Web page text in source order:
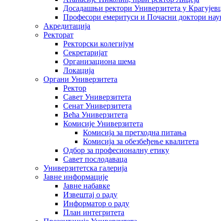
Досадашњи ректори Универзитета у
Професори емеритуси и Почасни доктори
Акредитација
Ректорат
Ректорски колегијум
Секретаријат
Организациона шема
Локација
Органи Универзитета
Ректор
Савет Универзитета
Сенат Универзитета
Већа Универзитета
Комисије Универзитета
Комисија за претходна питања
Комисија за обезбеђење квалитета
Одбор за професионалну етику
Савет послодаваца
Универзитетска галерија
Јавне информације
Јавне набавке
Извештај о раду
Информатор о раду
План интегритета